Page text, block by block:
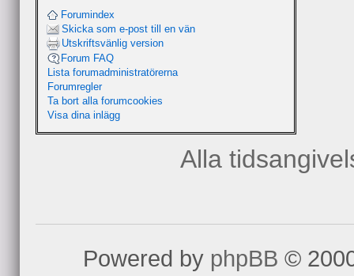
Forumindex
Skicka som e-post till en vän
Utskriftsvänlig version
Forum FAQ
Lista forumadministratörerna
Forumregler
Ta bort alla forumcookies
Visa dina inlägg
Alla
Powered by phpBB ©